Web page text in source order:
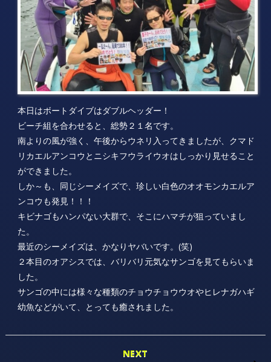
本日はボートダイブはダブルヘッダー！
ビーチ組を合わせると、総勢２１名です。
南よりの風が強く、午後からウネリ入ってきましたが、クマド
リカエルアンコウとニシキフウライウオはしっかり見せること
ができました。
しか～も、同じシーメイズで、珍しい白色のオオモンカエルア
ンコウも発見！！！
キビナゴもハンパない大群で、そこにハマチが狙っていまし
た。
最近のシーメイズは、かなりヤバいです。(笑)
２本目のオアシスでは、バリバリ元気なサンゴを見てもらいま
した。
サンゴの中には様々な種類のチョウチョウウオやヒレナガハギ
幼魚などがいて、とっても癒されました。
NEXT